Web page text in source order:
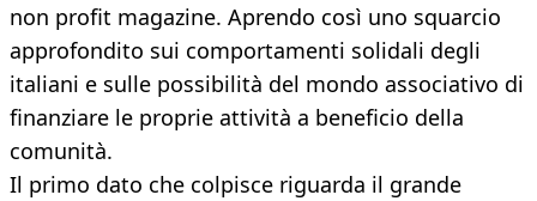
non profit magazine. Aprendo così uno squarcio
approfondito sui comportamenti solidali degli
italiani e sulle possibilità del mondo associativo di
finanziare le proprie attività a beneficio della
comunità.
Il primo dato che colpisce riguarda il grande